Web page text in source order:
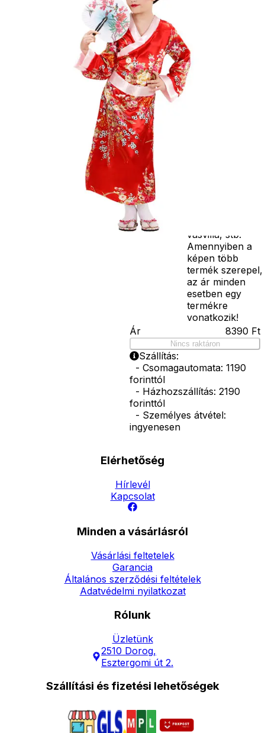
Egyéb
tudjuk átvállalni.
Tájékoztatjuk
kedves
vásárlóinkat,
vasvilla, stb.
Amennyiben a
képen több
termék szerepel,
az ár minden
esetben egy
termékre
vonatkozik!
Ár
8390 Ft
Nincs raktáron
Szállítás:
- Csomagautomata: 1190
forinttól
- Házhozszállítás: 2190
forinttól
- Személyes átvétel:
ingyenesen
Elérhetőség
Hírlevél
Kapcsolat
Minden a vásárlásról
Vásárlási feltetelek
Garancia
Általános szerződési feltételek
Adatvédelmi nyilatkozat
Rólunk
Üzletünk
2510 Dorog,
Esztergomi út 2.
Szállítási és fizetési lehetőségek